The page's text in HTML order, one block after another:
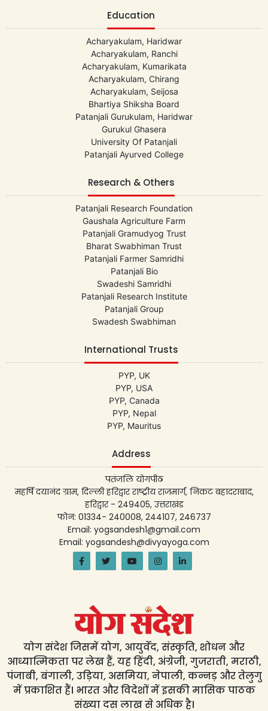
Education
Acharyakulam, Haridwar
Acharyakulam, Ranchi
Acharyakulam, Kumarikata
Acharyakulam, Chirang
Acharyakulam, Seijosa
Bhartiya Shiksha Board
Patanjali Gurukulam, Haridwar
Gurukul Ghasera
University Of Patanjali
Patanjali Ayurved College
Research & Others
Patanjali Research Foundation
Gaushala Agriculture Farm
Patanjali Gramudyog Trust
Bharat Swabhiman Trust
Patanjali Farmer Samridhi
Patanjali Bio
Swadeshi Samridhi
Patanjali Research Institute
Patanjali Group
Swadesh Swabhiman
International Trusts
PYP, UK
PYP, USA
PYP, Canada
PYP, Nepal
PYP, Mauritus
Address
पतंजलि योगपीठ
महर्षि दयानंद ग्राम, दिल्ली हरिद्वार राष्ट्रीय राजमार्ग, निकट बहादराबाद,
हरिद्वार - 249405, उत्तराखंड
फोन: 01334- 240008, 244107, 246737
Email: yogsandesh1@gmail.com
Email: yogsandesh@divyayoga.com
योग संदेश जिसमें योग, आयुर्वेद, संस्कृति, शोधन और
आध्यात्मिकता पर लेख हैं, यह हिंदी, अंग्रेजी, गुजराती, मराठी,
पंजाबी, बंगाली, उड़िया, असमिया, नेपाली, कन्नड़ और तेलुगु
में प्रकाशित हैं। भारत और विदेशों में इसकी मासिक पाठक
संख्या दस लाख से अधिक है।